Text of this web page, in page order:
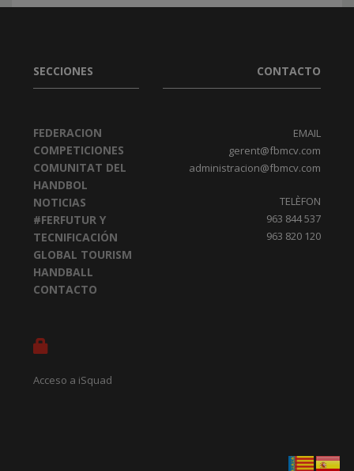
SECCIONES
FEDERACION
COMPETICIONES
COMUNITAT DEL
HANDBOL
NOTICIAS
#FERFUTUR Y
TECNIFICACIÓN
GLOBAL TOURISM
HANDBALL
CONTACTO
Acceso a iSquad
CONTACTO
EMAIL
gerent@fbmcv.com
administracion@fbmcv.com
TELÈFON
963 844 537
963 820 120